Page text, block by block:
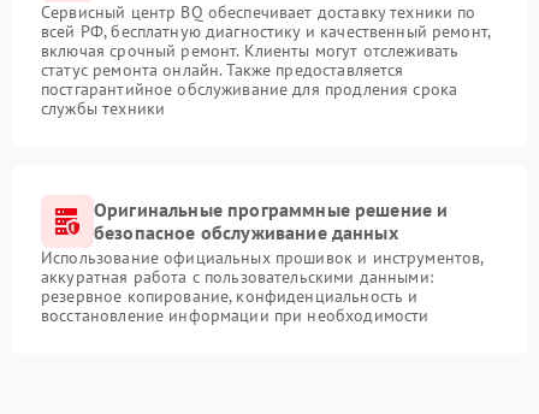
Сервисный центр BQ обеспечивает доставку техники по
всей РФ, бесплатную диагностику и качественный ремонт,
включая срочный ремонт. Клиенты могут отслеживать
статус ремонта онлайн. Также предоставляется
постгарантийное обслуживание для продления срока
службы техники
Оригинальные программные решение и
безопасное обслуживание данных
Использование официальных прошивок и инструментов,
аккуратная работа с пользовательскими данными:
резервное копирование, конфиденциальность и
восстановление информации при необходимости